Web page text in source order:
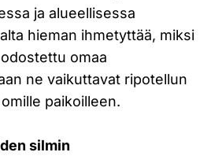
ja alueellisessa
hieman ihmetyttää, miksi
omaa
ne vaikuttavat ripotellun
paikoilleen.
silmin